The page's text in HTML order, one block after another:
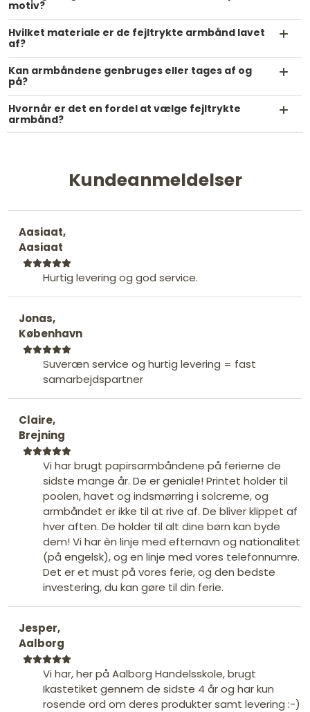
motiv?
Hvilket materiale er de fejltrykte armbånd lavet
af?
Kan armbåndene genbruges eller tages af og
på?
Hvornår er det en fordel at vælge fejltrykte
armbånd?
Kundeanmeldelser
Aasiaat,
Aasiaat
Hurtig levering og god service.
Jonas,
København
Suveræn service og hurtig levering = fast
samarbejdspartner
Claire,
Brejning
Vi har brugt papirsarmbåndene på ferierne de
sidste mange år. De er geniale! Printet holder til
poolen, havet og indsmørring i solcreme, og
armbåndet er ikke til at rive af. De bliver klippet af
hver aften. De holder til alt dine børn kan byde
dem! Vi har èn linje med efternavn og nationalitet
(på engelsk), og en linje med vores telefonnumre.
Det er et must på vores ferie, og den bedste
investering, du kan gøre til din ferie.
Jesper,
Aalborg
Vi har, her på Aalborg Handelsskole, brugt
Ikastetiket gennem de sidste 4 år og har kun
rosende ord om deres produkter samt levering :-)